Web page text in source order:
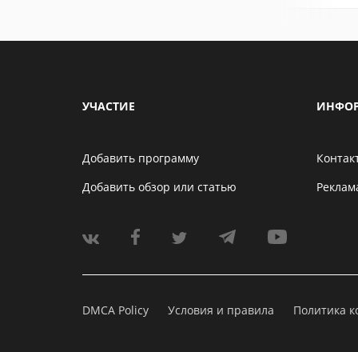
УЧАСТИЕ
Добавить программу
Добавить обзор или статью
DMCA Policy Условия и правила Политика